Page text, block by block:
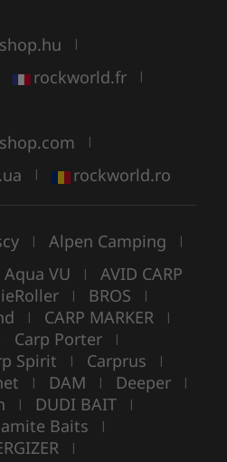
|
rockworld.fr |
|
| rockworld.ro
| Alpen Camping |
Aqua VU | AVID CARP
| BROS |
| CARP MARKER |
Carp Porter |
Spirit | Carprus |
| DAM | Deeper |
| DUDI BAIT |
Baits |
|